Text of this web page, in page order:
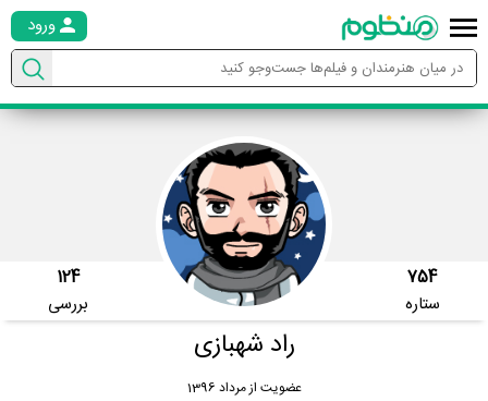
ورود
754
ستاره
124
بررسی
راد شهبازی
عضویت از مرداد 1396